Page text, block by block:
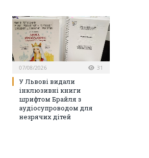
07/08/2026 31
У Львові видали
інклюзивні книги
шрифтом Брайля з
аудіосупроводом для
незрячих дітей